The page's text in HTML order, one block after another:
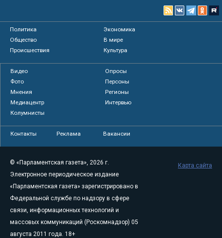
Политика
Экономика
Общество
В мире
Происшествия
Культура
Видео
Опросы
Фото
Персоны
Мнения
Регионы
Медиацентр
Интервью
Колумнисты
Контакты Реклама Вакансии
© «Парламентская газета», 2026 г.
Электронное периодическое издание
«Парламентская газета» зарегистрировано в
Федеральной службе по надзору в сфере
связи, информационных технологий и
массовых коммуникаций (Роскомнадзор) 05
августа 2011 года. 18+
Карта сайта